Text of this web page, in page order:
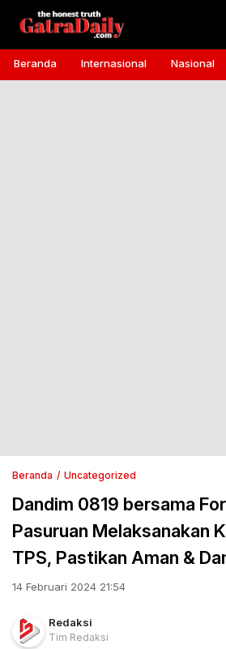
Gatra Daily
the honest truth
Beranda Internasional Nasional
Beranda Uncategorized
Dandim 0819 bersama
Pasuruan Melaksanakan
TPS, Pastikan Aman &
14 Februari 2024 21:54
Redaksi
Tim Redaksi